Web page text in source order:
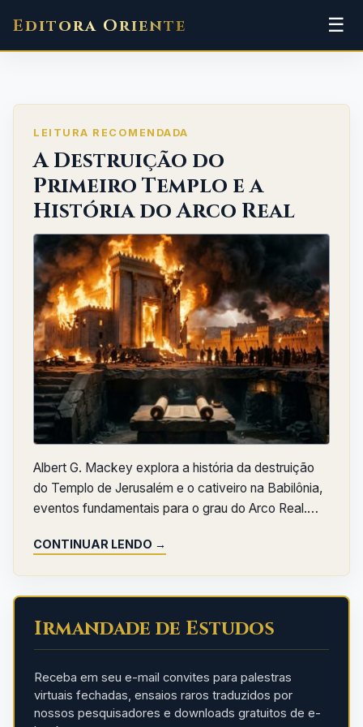
Editora Oriente ☰
LEITURA RECOMENDADA
A Destruição do
Primeiro Templo e a
História do Arco Real
Albert G. Mackey explora a história da destruição
do Templo de Jerusalém e o cativeiro na Babilônia,
eventos fundamentais para o grau do Arco Real.…
CONTINUAR LENDO →
Irmandade de Estudos
Receba em seu e-mail convites para palestras
virtuais fechadas, ensaios raros traduzidos por
nossos pesquisadores e downloads gratuitos de e-